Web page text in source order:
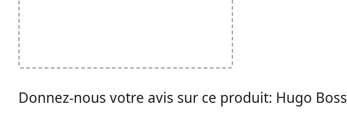
Donnez-nous votre avis sur ce produit: Hugo Boss